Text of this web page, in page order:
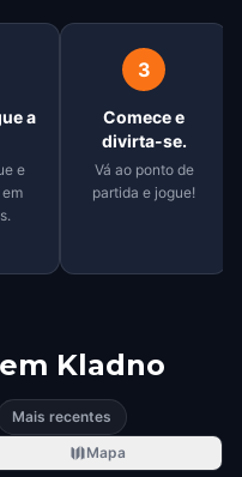
a
e
3
Comece e
divirta-se.
Vá ao ponto de
partida e jogue!
Kladno
Mais recentes
Mapa